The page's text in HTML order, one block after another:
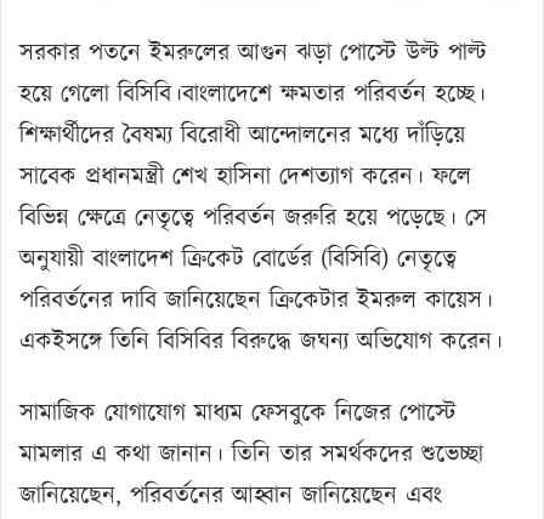
সরকার পতনে ইমরুলের আগুন ঝড়া পোস্টে উল্ট পাল্ট
হয়ে গেলো বিসিবি।বাংলাদেশে ক্ষমতার পরিবর্তন হচ্ছে।
শিক্ষার্থীদের বৈষম্য বিরোধী আন্দোলনের মধ্যে দাঁড়িয়ে
সাবেক প্রধানমন্ত্রী শেখ হাসিনা দেশত্যাগ করেন। ফলে
বিভিন্ন ক্ষেত্রে নেতৃত্বে পরিবর্তন জরুরি হয়ে পড়েছে। সে
অনুযায়ী বাংলাদেশ ক্রিকেট বোর্ডের (বিসিবি) নেতৃত্বে
পরিবর্তনের দাবি জানিয়েছেন ক্রিকেটার ইমরুল কায়েস।
একইসঙ্গে তিনি বিসিবির বিরুদ্ধে জঘন্য অভিযোগ করেন।
সামাজিক যোগাযোগ মাধ্যম ফেসবুকে নিজের পোস্টে
মামলার এ কথা জানান। তিনি তার সমর্থকদের শুভেচ্ছা
জানিয়েছেন, পরিবর্তনের আহ্বান জানিয়েছেন এবং